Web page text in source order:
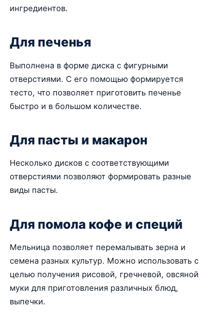
ингредиентов.
Для печенья
Выполнена в форме диска с фигурными
отверстиями. С его помощью формируется
тесто, что позволяет приготовить печенье
быстро и в большом количестве.
Для пасты и макарон
Несколько дисков с соответствующими
отверстиями позволяют формировать разные
виды пасты.
Для помола кофе и специй
Мельница позволяет перемалывать зерна и
семена разных культур. Можно использовать с
целью получения рисовой, гречневой, овсяной
муки для приготовления различных блюд,
выпечки.